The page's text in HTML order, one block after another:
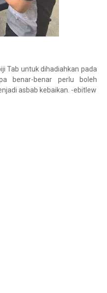
Tab untuk dihadiahkan pada
benar-benar perlu boleh
asbab kebaikan. -ebitlew